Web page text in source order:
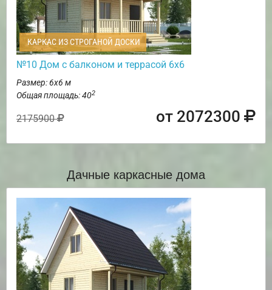
КАРКАС ИЗ СТРОГАНОЙ ДОСКИ
№10 Дом с балконом и террасой 6х6
Размер: 6х6 м
Общая площадь: 402
2175900 от 2072300
Дачные каркасные дома